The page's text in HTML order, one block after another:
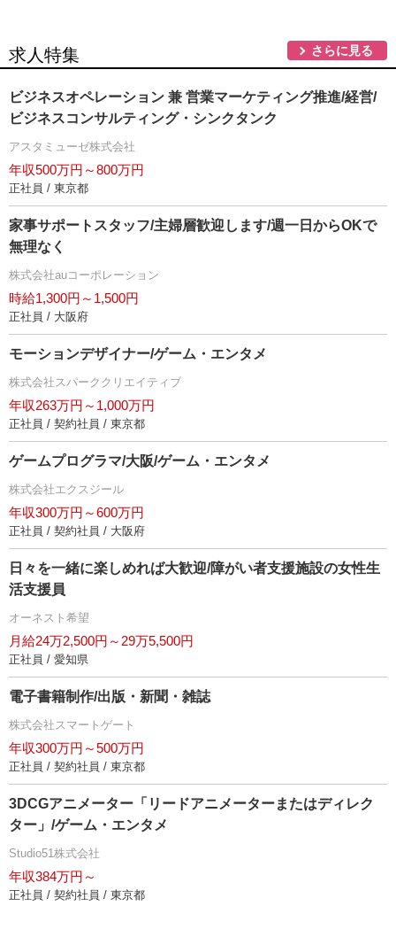
求人特集 さらに見る
ビジネスオペレーション 兼 営業マーケティング推進/経営/
ビジネスコンサルティング・シンクタンク
アスタミューゼ株式会社
年収500万円～800万円
正社員 / 東京都
家事サポートスタッフ/主婦層歓迎します/週一日からOKで
無理なく
株式会社auコーポレーション
時給1,300円～1,500円
正社員 / 大阪府
モーションデザイナー/ゲーム・エンタメ
株式会社スパーククリエイティブ
年収263万円～1,000万円
正社員 / 契約社員 / 東京都
ゲームプログラマ/大阪/ゲーム・エンタメ
株式会社エクスジール
年収300万円～600万円
正社員 / 契約社員 / 大阪府
日々を一緒に楽しめれば大歓迎/障がい者支援施設の女性生
活支援員
オーネスト希望
月給24万2,500円～29万5,500円
正社員 / 愛知県
電子書籍制作/出版・新聞・雑誌
株式会社スマートゲート
年収300万円～500万円
正社員 / 契約社員 / 東京都
3DCGアニメーター「リードアニメーターまたはディレク
ター」/ゲーム・エンタメ
Studio51株式会社
年収384万円～
正社員 / 契約社員 / 東京都